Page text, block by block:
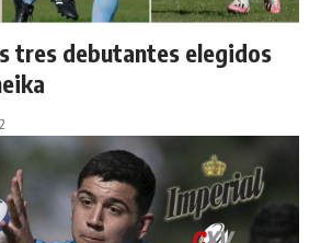
tres debutantes elegidos